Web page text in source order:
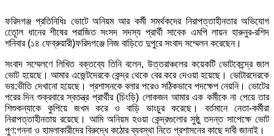
ফরিদগঞ্জ প্রতিনিধিঃ ভোটে অনিয়ম আর কর্মী সমর্থকদের নিরাপত্তাহীনতার অভিযোগ
তোূেল ধানের শীষের পরাজিত সংসদ সদস্য প্রার্থী সাবেক এমপি লায়ন হারুনুর-রশিদ
শনিবার (১৪ ফেব্রুয়ারী)ফরিদগঞ্জে নিজ বাড়িতে দুপুরে সংবাদ সম্মেলন করেছেন।
সংবাদ সম্মেলণে লিখিত বক্তব্যে তিনি বলেন, উত্তরাঞ্চলের কয়েকটি ভোটকেন্দ্রে জাল
ভোট হয়েছে। আমার এজেন্টদেরকে কেন্দ্র থেকে বের করে দেওয়া হয়েছে। ভোটারদেরকে
ভয়:ভীতি দেখানো হয়েছে। প্রশাসনকে বলার পরেও সঠিকভাবে পদক্ষেপ নেয়নি। ভোটের
পরের দিন শুক্রবারে স্বতন্ত্র প্রার্থীর (চিংড়ি) লোকজন আমার এক কর্মীকে না পেয়ে তার
শিশুকন্যাকে কুপিয়ে জখম করে ও বাড়ি ভাংচুর করেছে। বর্তমানে নেতা-কর্মীরা
নিরাপত্তাহীনতায় রয়েছে। আমি অনিয়ম হওয়া কেন্দ্রগুলোর সুষ্ঠু তদন্ত সাপেক্ষে ভোট
পুণ:গননা ও হামলাকারীদের বিরুদ্ধে কঠোর ব্যবস্থা নিতে প্রশাসনের কাছে দাবী জানাই।